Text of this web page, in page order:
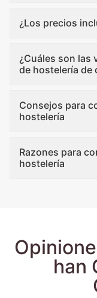
¿Los precios
¿Cuáles son las
de hostelería de
Consejos para
hostelería
Razones para
hostelería
han